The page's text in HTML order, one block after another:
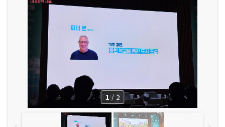
1 / 2